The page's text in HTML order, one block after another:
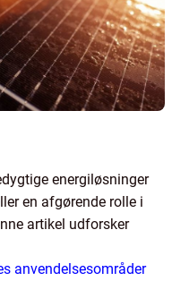
energiløsninger
en afgørende rolle i
artikel udforsker
anvendelsesområder